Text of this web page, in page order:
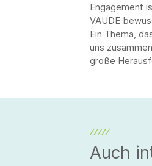
Engagement
VAUDE
Ein Thema,
uns
große
Auch